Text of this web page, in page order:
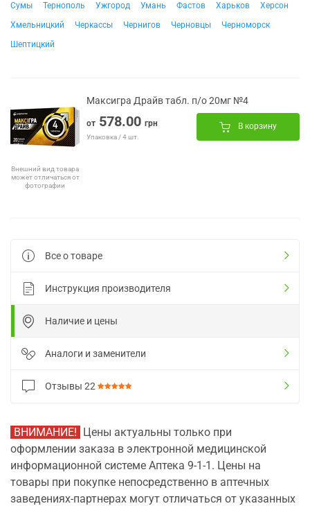
Сумы
Тернополь Ужгород Умань Фастов Харьков
Херсон
Хмельницкий
Черкассы Чернигов Черновцы
Черноморск
Шептицкий
Внешний вид товара
может отличаться от
фотографии
Максигра Драйв табл. п/о 20мг №4
от 578.00 грн
Упаковка / 4 шт.
В корзину
Все о товаре
Инструкция производителя
Наличие и цены
Аналоги и заменители
Отзывы 22
ВНИМАНИЕ! Цены актуальны только при
оформлении заказа в электронной медицинской
информационной системе Аптека 9-1-1. Цены на
товары при покупке непосредственно в аптечных
заведениях-партнерах могут отличаться от указанных